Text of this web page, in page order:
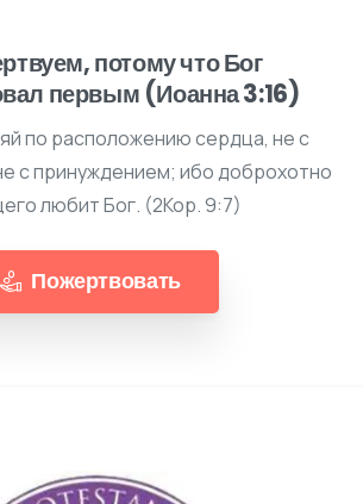
потому что Бог
первым (Иоанна 3:16)
по расположению сердца, не с
с принуждением; ибо доброхотно
любит Бог. (2Кор. 9:7)
Пожертвовать